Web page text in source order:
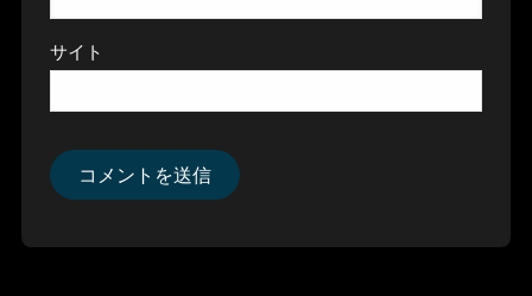
サイト